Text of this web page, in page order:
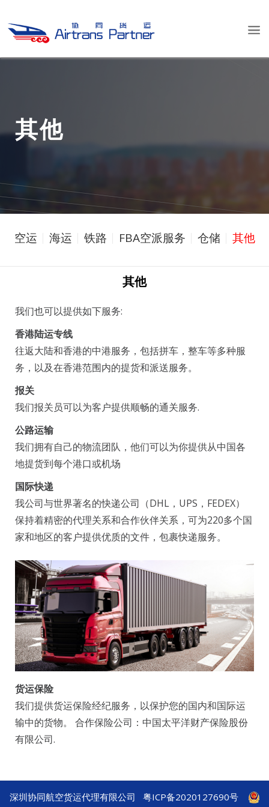
其他
空运 海运 铁路 FBA空派服务 仓储 其他
其他
我们也可以提供如下服务:
香港陆运专线
往返大陆和香港的中港服务，包括拼车，整车等多种服
务，以及在香港范围内的提货和派送服务。
报关
我们报关员可以为客户提供顺畅的通关服务.
公路运输
我们拥有自己的物流团队，他们可以为你提供从中国各
地提货到每个港口或机场
国际快递
我公司与世界著名的快递公司（DHL，UPS，FEDEX）
保持着精密的代理关系和合作伙伴关系，可为220多个国
家和地区的客户提供优质的文件，包裹快递服务。
货运保险
我们提供货运保险经纪服务，以保护您的国内和国际运
输中的货物。 合作保险公司：中国太平洋财产保险股份
有限公司.
深圳协同航空货运代理有限公司
粤ICP备2020127690号